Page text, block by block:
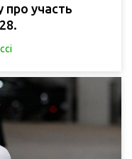
про участь